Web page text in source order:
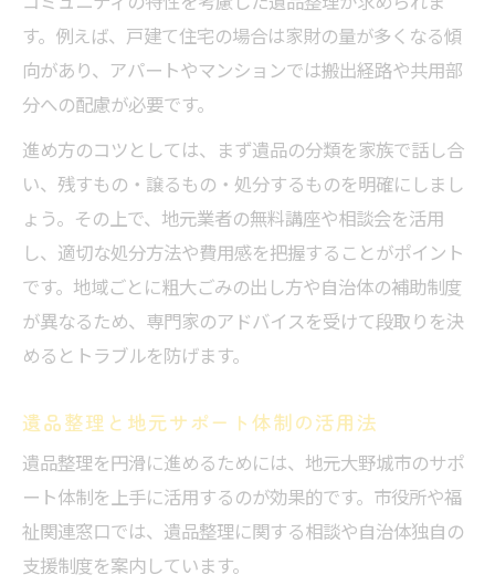
す。例えば、戸建て住宅の場合は家財の量が多くなる傾
向があり、アパートやマンションでは搬出経路や共用部
分への配慮が必要です。
進め方のコツとしては、まず遺品の分類を家族で話し合
い、残すもの・譲るもの・処分するものを明確にしまし
ょう。その上で、地元業者の無料講座や相談会を活用
し、適切な処分方法や費用感を把握することがポイント
です。地域ごとに粗大ごみの出し方や自治体の補助制度
が異なるため、専門家のアドバイスを受けて段取りを決
めるとトラブルを防げます。
遺品整理と地元サポート体制の活用法
遺品整理を円滑に進めるためには、地元大野城市のサポ
ート体制を上手に活用するのが効果的です。市役所や福
祉関連窓口では、遺品整理に関する相談や自治体独自の
支援制度を案内しています。